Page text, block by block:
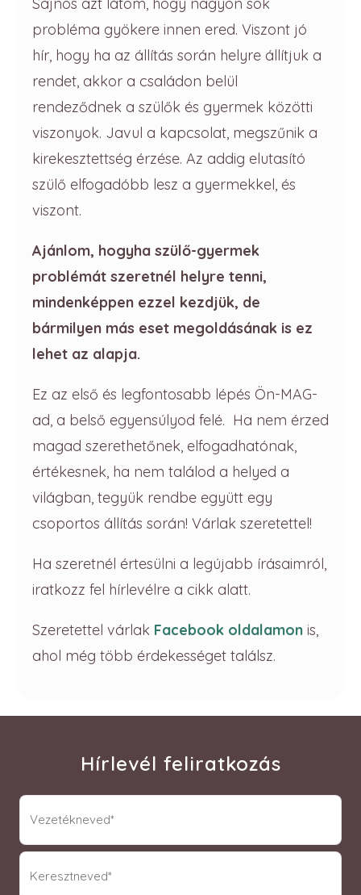
probléma gyökere innen ered. Viszont jó
hír, hogy ha az állítás során helyre állítjuk a
rendet, akkor a családon belül
rendeződnek a szülők és gyermek közötti
viszonyok. Javul a kapcsolat, megszűnik a
kirekesztettség érzése. Az addig elutasító
szülő elfogadóbb lesz a gyermekkel, és
viszont.
Ajánlom, hogyha szülő-gyermek
problémát szeretnél helyre tenni,
mindenképpen ezzel kezdjük, de
bármilyen más eset megoldásának is ez
lehet az alapja.
Ez az első és legfontosabb lépés Ön-MAG-
ad, a belső egyensúlyod felé. Ha nem érzed
magad szerethetőnek, elfogadhatónak,
értékesnek, ha nem találod a helyed a
világban, tegyük rendbe együtt egy
csoportos állítás során! Várlak szeretettel!
Ha szeretnél értesülni a legújabb írásaimról,
iratkozz fel hírlevélre a cikk alatt.
Szeretettel várlak Facebook oldalamon is,
ahol még több érdekességet találsz.
Hírlevél feliratkozás
vnev
(Required)
knev
(Required)